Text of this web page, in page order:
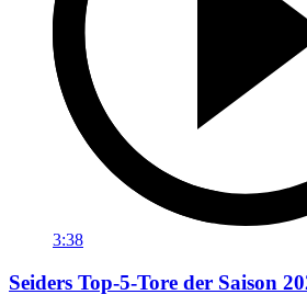
3:38
Seiders Top-5-Tore der Saison